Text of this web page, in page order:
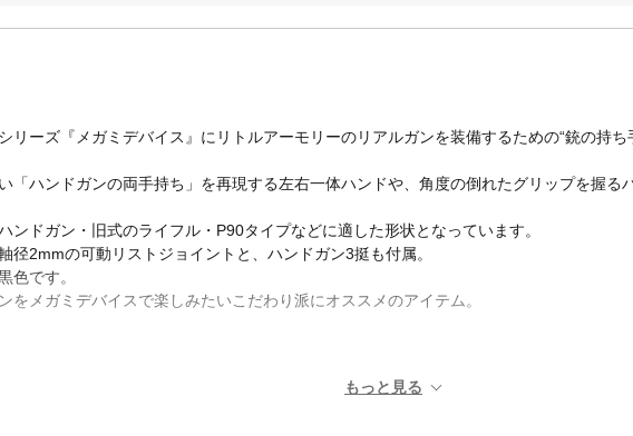
リーズ『メガミデバイス』にリトルアーモリーのリアルガンを装備するための“銃の持ち
「ハンドガンの両手持ち」を再現する左右一体ハンドや、角度の倒れたグリップを握る
ンドガン・旧式のライフル・P90タイプなどに適した形状となっています。
径2mmの可動リストジョイントと、ハンドガン3挺も付属。
色です。
をメガミデバイスで楽しみたいこだわり派にオススメのアイテム。